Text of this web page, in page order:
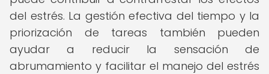
del estrés. La gestión efectiva del tiempo y la
priorización de tareas también pueden
ayudar a reducir la sensación de
abrumamiento y facilitar el manejo del estrés